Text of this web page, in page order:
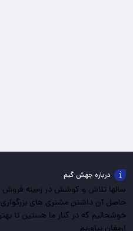
درباره جهش گیم
سالها تلاش و کوشش در زمینه فروش
حاصل آن داشتن مشتری های
خوشحالیم که در کنار ما هستین تا